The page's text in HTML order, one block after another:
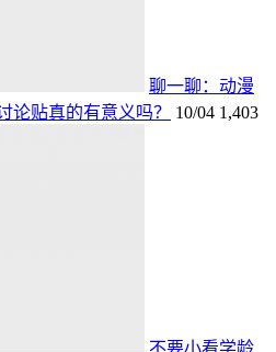
聊一聊：动漫
论贴真的有意义吗？
10/04 1,403
不要小看学龄